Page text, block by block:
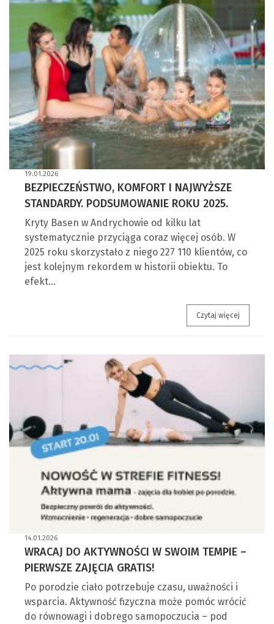
19.01.2026
BEZPIECZEŃSTWO, KOMFORT I NAJWYŻSZE
STANDARDY. PODSUMOWANIE ROKU 2025.
Kryty Basen w Andrychowie od kilku lat
systematycznie przyciąga coraz więcej osób. W
2025 roku skorzystało z niego 227 110 klientów, co
jest kolejnym rekordem w historii obiektu. To
efekt…
Czytaj więcej
14.01.2026
WRACAJ DO AKTYWNOŚCI W SWOIM TEMPIE –
PIERWSZE ZAJĘCIA GRATIS!
Po porodzie ciało potrzebuje czasu, uważności i
wsparcia. Aktywność fizyczna może pomóc wrócić
do równowagi i dobrego samopoczucia – pod